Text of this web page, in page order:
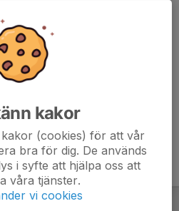
kakor
(cookies) för att vår
bra för dig. De används
i syfte att hjälpa oss att
våra tjänster.
vi cookies